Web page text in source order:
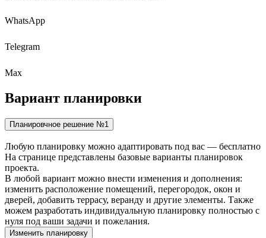
WhatsApp
Telegram
Max
Вариант планировки
Планировчное решение №1
Любую планировку можно адаптировать под вас — бесплатно
На странице представлены базовые варианты планировок
проекта.
В любой вариант можно внести изменения и дополнения:
изменить расположение помещений, перегородок, окон и
дверей, добавить террасу, веранду и другие элементы. Также
можем разработать индивидуальную планировку полностью с
нуля под ваши задачи и пожелания.
Изменить планировку